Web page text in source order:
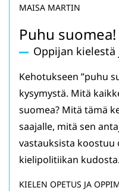
Puhu suomea!
Oppijan
MAISA MARTIN
Kehotukseen ”puhu
kysymystä. Mitä
suomea? Mitä tämä
saajalle, mitä sen
vastauksista koostuu
kielipolitiikan kudosta.
KIELEN OPETUS JA